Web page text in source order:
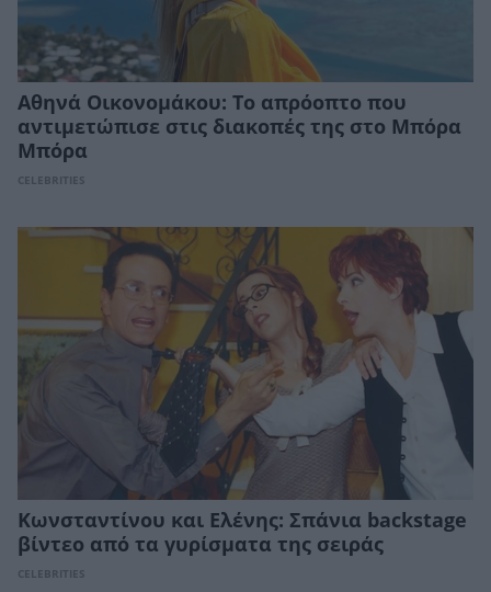
Αθηνά Οικονομάκου: Το απρόοπτο που
αντιμετώπισε στις διακοπές της στο Μπόρα
Μπόρα
CELEBRITIES
Κωνσταντίνου και Ελένης: Σπάνια backstage
βίντεο από τα γυρίσματα της σειράς
CELEBRITIES